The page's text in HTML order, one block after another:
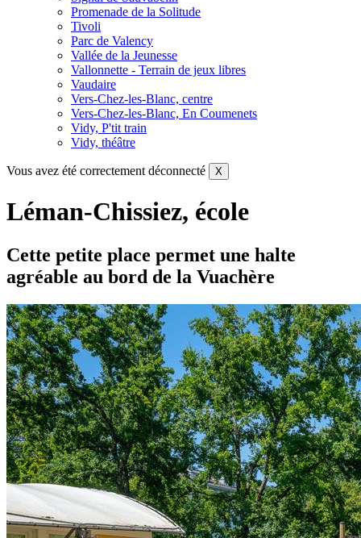
Promenade de la Solitude
Tivoli
Parc de Valency
Vallée de la Jeunesse
Vallonnette - Terrain de jeux libres
Vaudaire
Vers-Chez-les-Blanc, centre
Vers-Chez-les-Blanc, En Coumenets
Vidy, P'tit train
Vidy, théâtre
Vous avez été correctement déconnecté X
Léman-Chissiez, école
Cette petite place permet une halte
agréable au bord de la Vuachère